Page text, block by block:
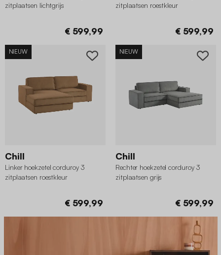
zitplaatsen lichtgrijs
€ 599,99
zitplaatsen roestkleur
€ 599,99
NIEUW
Chill
Linker hoekzetel corduroy 3
zitplaatsen roestkleur
€ 599,99
NIEUW
Chill
Rechter hoekzetel corduroy 3
zitplaatsen grijs
€ 599,99